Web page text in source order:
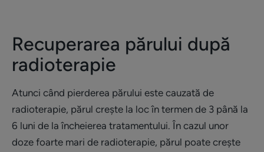
Recuperarea părului după
radioterapie
Atunci când pierderea părului este cauzată de
radioterapie, părul crește la loc în termen de 3 până la
6 luni de la încheierea tratamentului. În cazul unor
doze foarte mari de radioterapie, părul poate crește